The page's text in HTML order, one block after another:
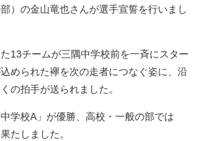
）の金山竜也さんが選手宣誓を行いまし
13チームが三隅中学校前を一斉にスター
められた襷を次の走者につなぐ姿に、沿
の拍手が送られました。
学校A」が優勝、高校・一般の部では
たしました。